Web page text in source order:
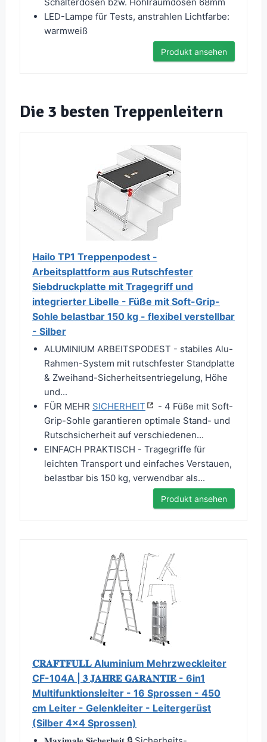
Schalterdosen bzw. Hohlraumdosen 68mm
LED-Lampe für Tests, anstrahlen Lichtfarbe:
warmweiß
Produkt ansehen
Die 3 besten Treppenleitern
Hailo TP1 Treppenpodest -
Arbeitsplattform aus Rutschfester
Siebdruckplatte mit Tragegriff und
integrierter Libelle - Füße mit Soft-Grip-
Sohle belastbar 150 kg - flexibel verstellbar
- Silber
ALUMINIUM ARBEITSPODEST - stabiles Alu-
Rahmen-System mit rutschfester Standplatte
& Zweihand-Sicherheitsentriegelung, Höhe
und...
FÜR MEHR SICHERHEIT
- 4 Füße mit Soft-
Grip-Sohle garantieren optimale Stand- und
Rutschsicherheit auf verschiedenen...
EINFACH PRAKTISCH - Tragegriffe für
leichten Transport und einfaches Verstauen,
belastbar bis 150 kg, verwendbar als...
Produkt ansehen
𝐂𝐑𝐀𝐅𝐓𝐅𝐔𝐋𝐋 Aluminium Mehrzweckleiter
CF-104A | 𝟑 𝐉𝐀𝐇𝐑𝐄 𝐆𝐀𝐑𝐀𝐍𝐓𝐈𝐄 - 6in1
Multifunktionsleiter - 16 Sprossen - 450
cm Leiter - Gelenkleiter - Leitergerüst
(Silber 4x4 Sprossen)